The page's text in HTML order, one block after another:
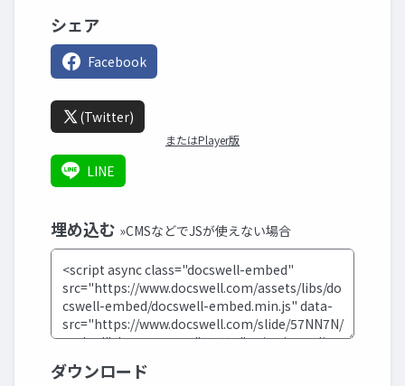
シェア
Facebook
(Twitter)
またはPlayer版
LINE
埋め込む »CMSなどでJSが使えない場合
ダウンロード